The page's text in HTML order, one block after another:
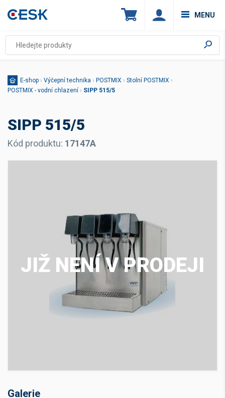
MENU
E-shop › Výčepní technika › POSTMIX › Stolní POSTMIX ›
POSTMIX - vodní chlazení › SIPP 515/5
SIPP 515/5
Kód produktu: 17147A
JIŽ NENÍ V PRODEJI
Galerie